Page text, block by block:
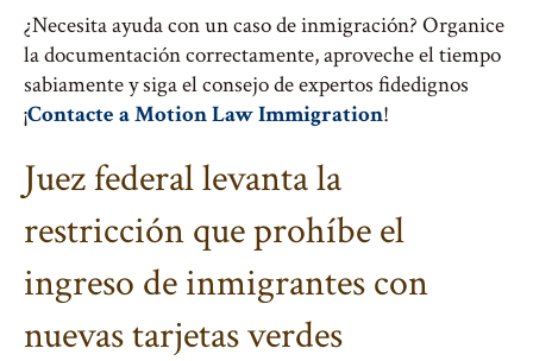
¿Necesita ayuda con un caso de inmigración? Organice
la documentación correctamente, aproveche el tiempo
sabiamente y siga el consejo de expertos fidedignos
¡Contacte a Motion Law Immigration!
Juez federal levanta la
restricción que prohíbe el
ingreso de inmigrantes con
nuevas tarjetas verdes